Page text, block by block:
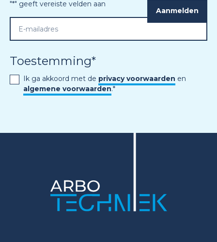
"*" geeft vereiste velden aan
Toestemming*
Ik ga akkoord met de privacy voorwaarden en
algemene voorwaarden.*